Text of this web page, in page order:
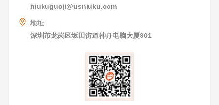
niukuguoji@usniuku.com
地址
深圳市龙岗区坂田街道神舟电脑大厦901